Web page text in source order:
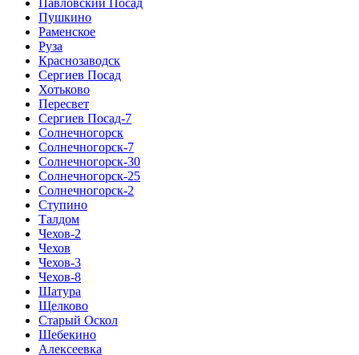
Павловский Посад
Пушкино
Раменское
Руза
Краснозаводск
Сергиев Посад
Хотьково
Пересвет
Сергиев Посад-7
Солнечногорск
Солнечногорск-7
Солнечногорск-30
Солнечногорск-25
Солнечногорск-2
Ступино
Талдом
Чехов-2
Чехов
Чехов-3
Чехов-8
Шатура
Щелково
Старый Оскол
Шебекино
Алексеевка